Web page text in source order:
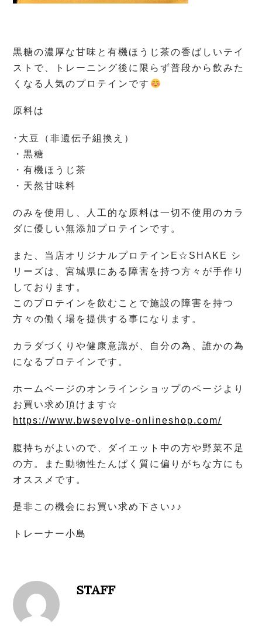
黒糖の濃厚な甘味と有機ほうじ茶の香ばしいテイ
ストで、トレーニング後に限らず普段から飲みた
くなる人気のプロテインです
原料は
･大豆（非遺伝子組換え）
・黒糖
・有機ほうじ茶
・天然甘味料
のみを使用し、人工的な原料は一切不使用のカラ
ダに優しい無添加プロテインです。
また、当店オリジナルプロテインE☆SHAKE シ
リーズは、宮城県にある障害を持つ方々が手作り
しております。
このプロテインを飲むことで施設の障害を持つ
方々の働く場を提供する事になります。
カラダづくりや健康意識が、自分の為、誰かの為
になるプロテインです。
ホームページのオンラインショップのページより
お買い求め頂けます☆
https://www.bwsevolve-onlineshop.com/
腹持ちがよいので、ダイエット中の方や野菜不足
の方。また動物性たんぱく質に偏りがちな方にも
オススメです。
是非この機会にお買い求め下さい♪♪
トレーナー小島
STAFF